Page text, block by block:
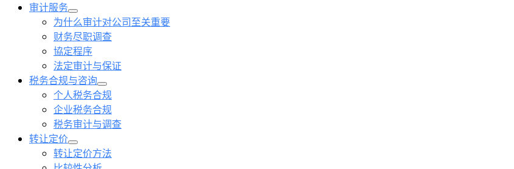
审计服务
为什么审计对公司至关重要
财务尽职调查
協定程序
法定审计与保证
税务合规与咨询
个人税务合规
企业税务合规
税务审计与调查
转让定价
转让定价方法